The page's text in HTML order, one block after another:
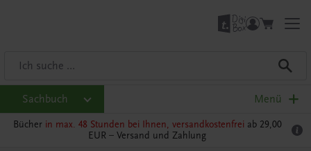
Sachbuch Menü
Bücher in max. 48 Stunden bei Ihnen, versandkostenfrei ab 29,00
EUR – Versand und Zahlung